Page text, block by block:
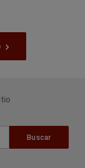
Buscar